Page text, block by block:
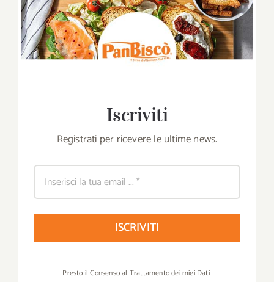
Iscriviti
Registrati per ricevere le ultime news.
ISCRIVITI
Presto il Consenso al Trattamento dei miei Dati